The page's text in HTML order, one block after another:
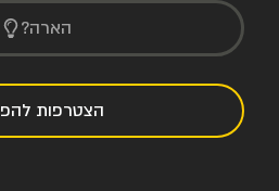
הארה?
הצטרפות